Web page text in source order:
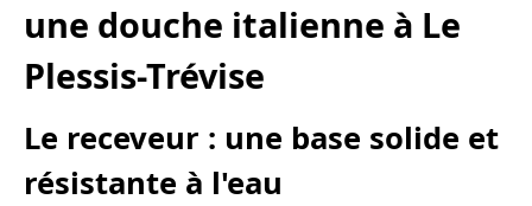
une douche italienne à Le
Plessis-Trévise
Le receveur : une base solide et
résistante à l'eau